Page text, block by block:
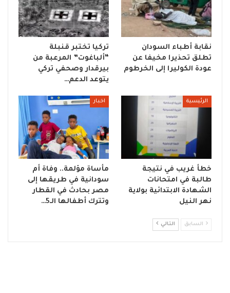
نقابة أطباء السودان
تطلق تحذيرا مخيفا عن
عودة الكوليرا إلى الخرطوم
تركيا تختبر قنبلة
“ألباغوت” المرعبة من
بيرقدار وصحفي تركي
يتوعد الدعم…
الرئيسية
خطأ غريب في نتيجة
طالبة في امتحانات
الشهادة الابتدائية بولاية
نهر النيل
اخبار
مأساة مؤلمة.. وفاة أم
سودانية في طريقها إلى
مصر بحادث في القطار
وتترك أطفالها الـ5…
السابق التالي